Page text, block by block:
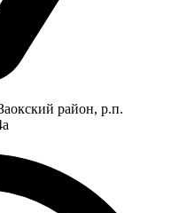
район, р.п.